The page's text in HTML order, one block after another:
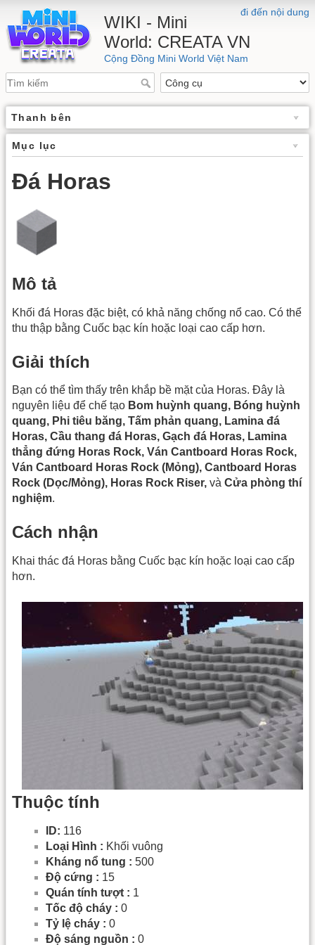
đi đến nội dung
WIKI - Mini
World: CREATA VN
Cộng Đồng Mini World Việt Nam
Thanh bên
Mục lục
Đá Horas
Mô tả
Khối đá Horas đặc biệt, có khả năng chống nổ cao. Có thể
thu thập bằng Cuốc bạc kín hoặc loại cao cấp hơn.
Giải thích
Bạn có thể tìm thấy trên khắp bề mặt của Horas. Đây là
nguyên liệu để chế tạo Bom huỳnh quang, Bóng huỳnh
quang, Phi tiêu băng, Tấm phản quang, Lamina đá
Horas, Cầu thang đá Horas, Gạch đá Horas, Lamina
thẳng đứng Horas Rock, Ván Cantboard Horas Rock,
Ván Cantboard Horas Rock (Mỏng), Cantboard Horas
Rock (Dọc/Mỏng), Horas Rock Riser, và Cửa phòng thí
nghiệm.
Cách nhận
Khai thác đá Horas bằng Cuốc bạc kín hoặc loại cao cấp
hơn.
Thuộc tính
ID: 116
Loại Hình : Khối vuông
Kháng nổ tung : 500
Độ cứng : 15
Quán tính tượt : 1
Tốc độ cháy : 0
Tỷ lệ cháy : 0
Độ sáng nguồn : 0